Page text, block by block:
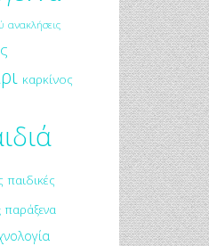
ανακλήσεις
καρκίνος
παιδικές
παράξενα